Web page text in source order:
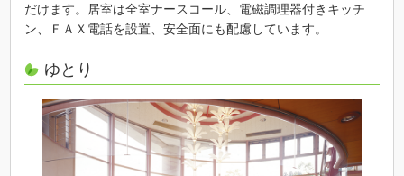
だけます。居室は全室ナースコール、電磁調理器付きキッチ
ン、ＦＡＸ電話を設置、安全面にも配慮しています。
ゆとり